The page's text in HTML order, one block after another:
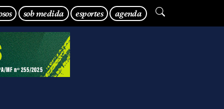
sob medida esportes agenda